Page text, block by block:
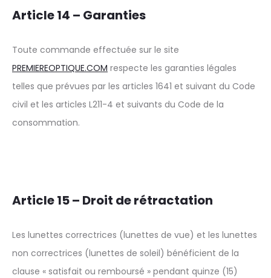
Article 14 – Garanties
Toute commande effectuée sur le site
PREMIEREOPTIQUE.COM respecte les garanties légales
telles que prévues par les articles 1641 et suivant du Code
civil et les articles L211-4 et suivants du Code de la
consommation.
Article 15 – Droit de rétractation
Les lunettes correctrices (lunettes de vue) et les lunettes
non correctrices (lunettes de soleil) bénéficient de la
clause « satisfait ou remboursé » pendant quinze (15)